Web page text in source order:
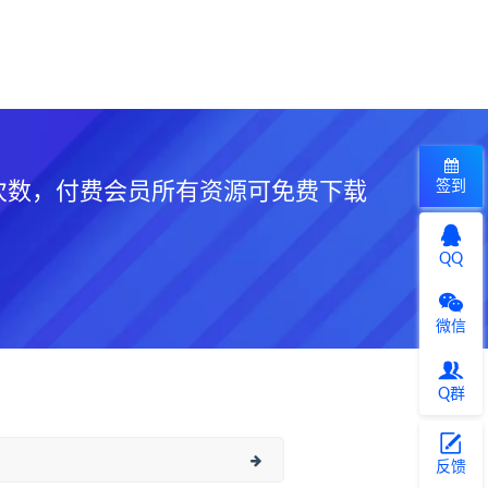
，付费会员所有资源可免费下载 签到
QQ
微信
Q群
反馈